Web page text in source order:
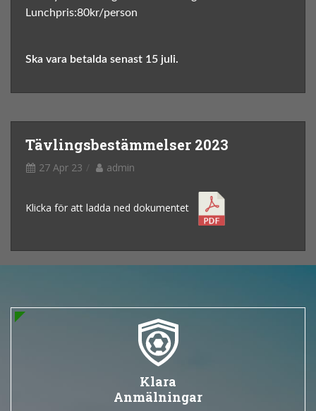
Lunchpris:80kr/person
Ska vara betalda senast 15 juli.
Tävlingsbestämmelser 2023
27 Apr 23 admin
Klicka för att ladda ned dokumentet
Klara
Anmälningar